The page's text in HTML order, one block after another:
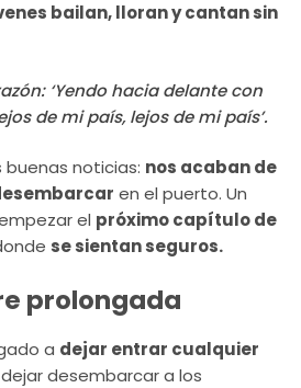
bailan, lloran y cantan sin
‘Yendo hacia delante con
de mi país, lejos de mi país’.
buenas noticias: nos acaban de
en el puerto. Un
el próximo capítulo de
se sientan seguros.
prolongada
a dejar entrar cualquier
desembarcar a los